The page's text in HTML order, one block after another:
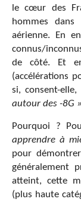
le cœur des
hommes
aérienne. En
connus/
de côté. Et
(accélérations
si, consent-
autour des -8G »
Pourquoi ?
apprendre à
pour
généralement
atteint, cette
(plus haute